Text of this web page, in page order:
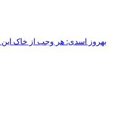
بهروز اسدی: هر وجب از خاک‌ این